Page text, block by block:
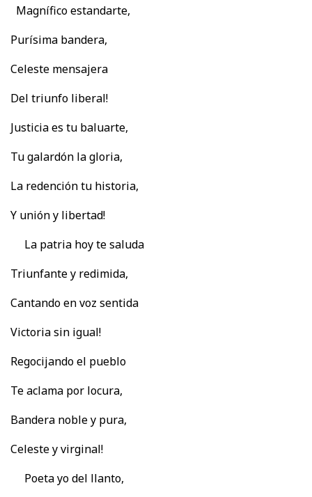
Magnífico estandarte,
Purísima bandera,
Celeste mensajera
Del triunfo liberal!
Justicia es tu baluarte,
Tu galardón la gloria,
La redención tu historia,
Y unión y libertad!
La patria hoy te saluda
Triunfante y redimida,
Cantando en voz sentida
Victoria sin igual!
Regocijando el pueblo
Te aclama por locura,
Bandera noble y pura,
Celeste y virginal!
Poeta yo del llanto,